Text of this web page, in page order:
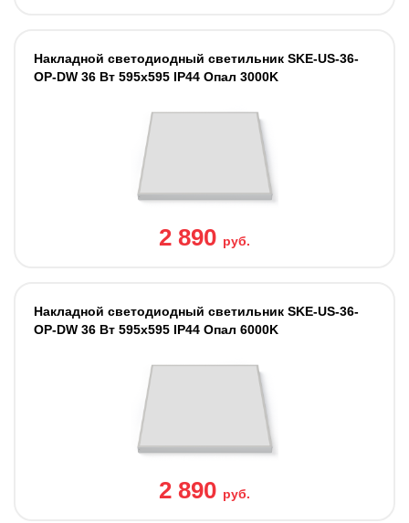
Накладной светодиодный светильник SKE-US-36-
OP-DW 36 Вт 595x595 IP44 Опал 3000K
2 890 руб.
Накладной светодиодный светильник SKE-US-36-
OP-DW 36 Вт 595x595 IP44 Опал 6000K
2 890 руб.